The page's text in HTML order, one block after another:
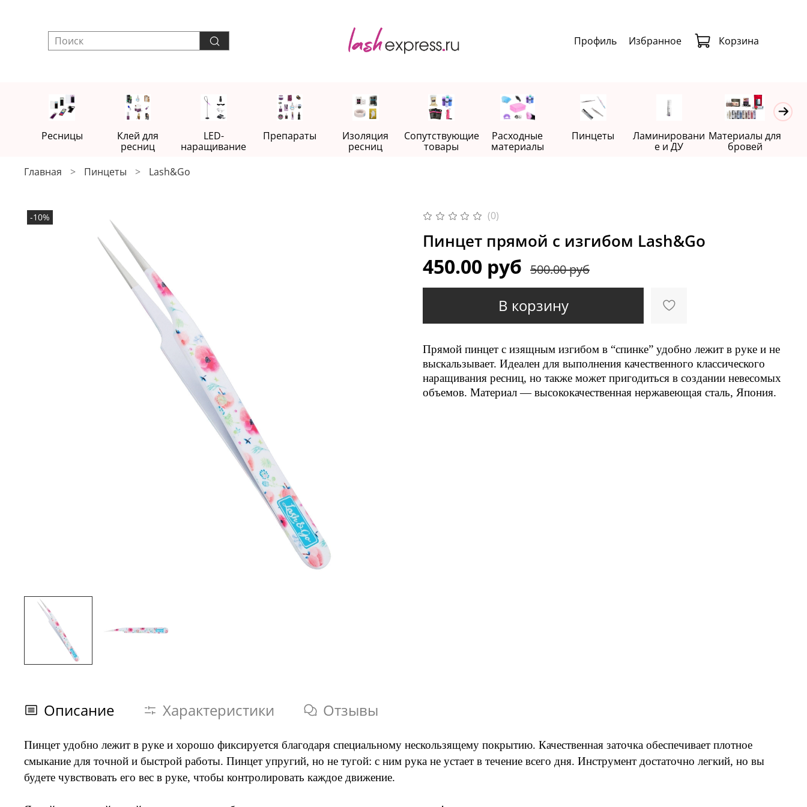
Профиль Избранное Корзина
Ресницы
Клей для
ресниц
LED-
наращивание
Препараты
Изоляция
ресниц
Сопутствующие
товары
Расходные
материалы
Пинцеты
Ламинировани
е и ДУ
Материалы для
бровей
Главная Пинцеты Lash&Go
-10% (0)
Пинцет прямой с изгибом Lash&Go
450.00 руб 500.00 руб
В корзину
Прямой пинцет с изящным изгибом в “спинке” удобно лежит в руке и не
выскальзывает. Идеален для выполнения качественного классического
наращивания ресниц, но также может пригодиться в создании невесомых
объемов. Материал — высококачественная нержавеющая сталь, Япония.
Описание Характеристики Отзывы
Пинцет удобно лежит в руке и хорошо фиксируется благодаря специальному нескользящему покрытию. Качественная заточка обеспечивает плотное
смыкание для точной и быстрой работы. Пинцет упругий, но не тугой: с ним рука не устает в течение всего дня. Инструмент достаточно легкий, но вы
будете чувствовать его вес в руке, чтобы контролировать каждое движение.